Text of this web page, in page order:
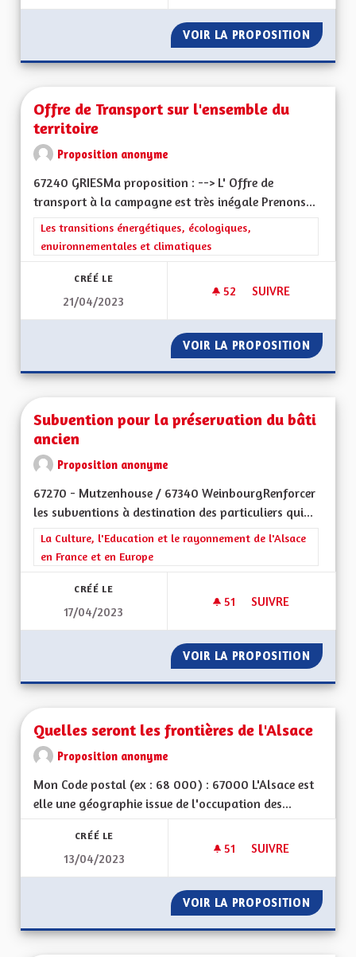
VOIR LA PROPOSITION
Offre de Transport sur l'ensemble du
territoire
Proposition anonyme
67240 GRIESMa proposition : --> L' Offre de
transport à la campagne est très inégale Prenons...
Filtrer les résultats de la catégorie : Les transitions
Les transitions énergétiques, écologiques,
environnementales et climatiques
CRÉÉ LE
21/04/2023
52 52 ABONNÉS
SUIVRE
VOIR LA PROPOSITION
Subvention pour la préservation du bâti
ancien
Proposition anonyme
67270 - Mutzenhouse / 67340 WeinbourgRenforcer
les subventions à destination des particuliers qui...
Filtrer les résultats de la catégorie : La Culture, l'Education et
La Culture, l'Education et le rayonnement de l'Alsace
en France et en Europe
CRÉÉ LE
17/04/2023
51 51 ABONNÉS
SUIVRE
VOIR LA PROPOSITION
Quelles seront les frontières de l'Alsace
Proposition anonyme
Mon Code postal (ex : 68 000) : 67000 L'Alsace est
elle une géographie issue de l'occupation des...
CRÉÉ LE
13/04/2023
51 51 ABONNÉS
SUIVRE
VOIR LA PROPOSITION